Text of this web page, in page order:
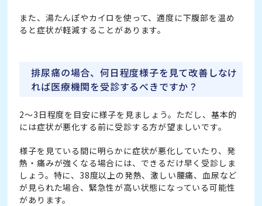
また、湯たんぽやカイロを使って、適度に下腹部を温め
ると症状が軽減することがあります。
排尿痛の場合、何日程度様子を見て改善しなけ
れば医療機関を受診するべきですか？
2～3日程度を目安に様子を見ましょう。ただし、基本的
には症状が悪化する前に受診する方が望ましいです。
様子を見ている間に明らかに症状が悪化していたり、発
熱・痛みが強くなる場合には、できるだけ早く受診しま
しょう。特に、38度以上の発熱、激しい腰痛、血尿など
が見られた場合、緊急性が高い状態になっている可能性
があります。